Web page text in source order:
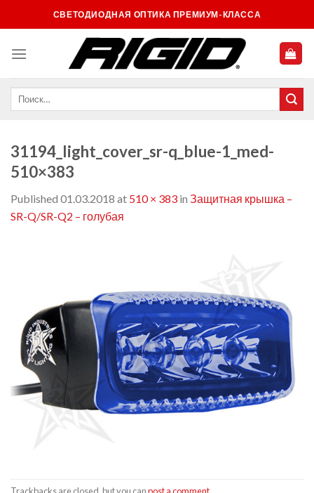
to
СВЕТОДИОДНАЯ ОПТИКА ПРЕМИУМ-КЛАССА
31194_light_cover_sr-q_blue-1_med-
510×383
Published 01.03.2018 at 510 × 383 in Защитная крышка –
SR-Q/SR-Q2 – голубая